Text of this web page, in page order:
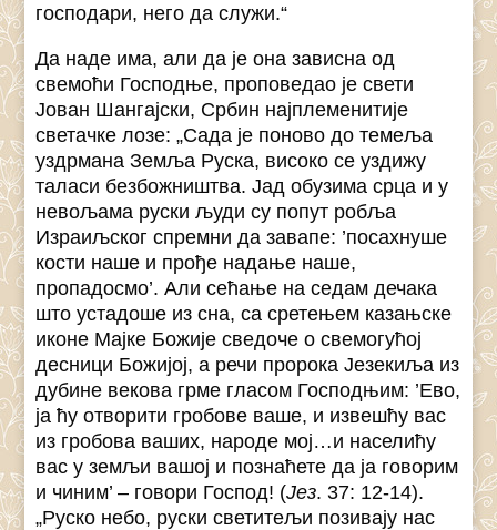
господари, него да служи.“
Да наде има, али да је она зависна од
свемоћи Господње, проповедао је свети
Јован Шангајски, Србин најплеменитије
светачке лозе: „Сада је поново до темеља
уздрмана Земља Руска, високо се уздижу
таласи безбожништва. Јад обузима срца и у
невољама руски људи су попут робља
Израиљског спремни да завапе: ’посахнуше
кости наше и прође надање наше,
пропадосмо’. Али сећање на седам дечака
што устадоше из сна, са сретењем казањске
иконе Мајке Божије сведоче о свемогућој
десници Божијој, а речи пророка Језекиља из
дубине векова грме гласом Господњим: ’Ево,
ја ћу отворити гробове ваше, и извешћу вас
из гробова ваших, народе мој…и населићу
вас у земљи вашој и познаћете да ја говорим
и чиним’ – говори Господ! (Јез. 37: 12-14).
„Руско небо, руски светитељи позивају нас